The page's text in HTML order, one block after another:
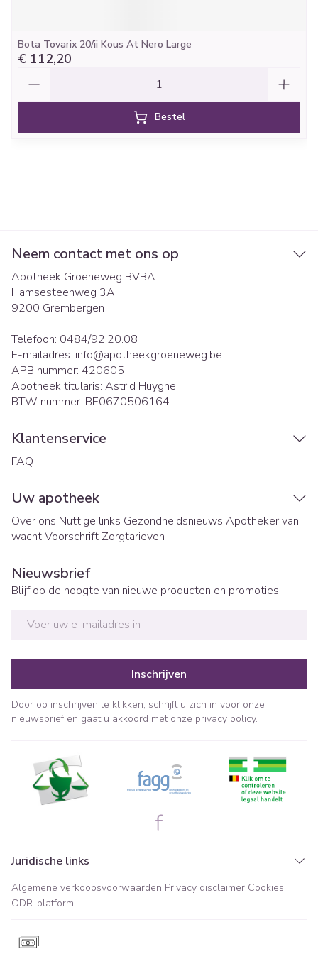
Bota Tovarix 20/ii Kous At Nero Large
€ 112,20
Bestel
Neem contact met ons op
Apotheek Groeneweg BVBA
Hamsesteenweg 3A
9200 Grembergen
Telefoon: 0484/92.20.08
E-mailadres: info@apotheekgroeneweg.be
APB nummer: 420605
Apotheek titularis: Astrid Huyghe
BTW nummer: BE0670506164
Klantenservice
FAQ
Uw apotheek
Over ons Nuttige links Gezondheidsnieuws Apotheker van
wachtVoorschrift Zorgtarieven
Nieuwsbrief
Blijf op de hoogte van nieuwe producten en promoties
Inschrijven
Door op inschrijven te klikken, schrijft u zich in voor onze
nieuwsbrief en gaat u akkoord met onze privacy policy.
Juridische links
Algemene verkoopsvoorwaarden Privacy disclaimer Cookies
ODR-platform